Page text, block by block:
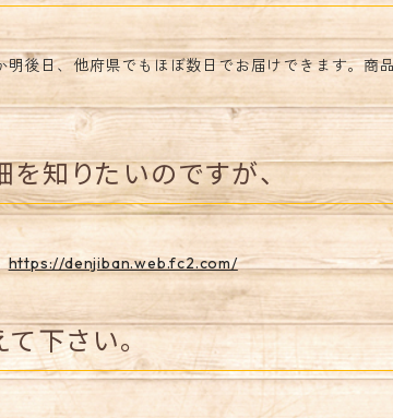
後日、他府県でもほぼ数日でお届けできます。商
知りたいのですが、
https://denjiban.web.fc2.com/
下さい。